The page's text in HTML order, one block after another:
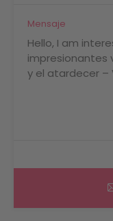
Mensaje